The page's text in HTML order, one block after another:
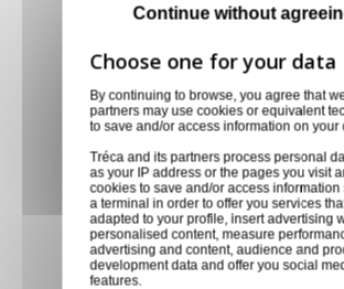
Notre équipe est à votre service
Livraison via GLS
Retirer vos produits
directement en magasin
faites vous livrer chez vous
dans les points relais de
partenaire GLS, partout
By continuing to browse, you agree that
partners may use cookies or equivalent
to save and/or access information on your
Tréca and its partners process personal
as your IP address or the pages you visit
cookies to save and/or access information
a terminal in order to offer you services
adapted to your profile, insert advertising
personalised content, measure
advertising and content, audience and
development data and offer you social
features.
Continue without